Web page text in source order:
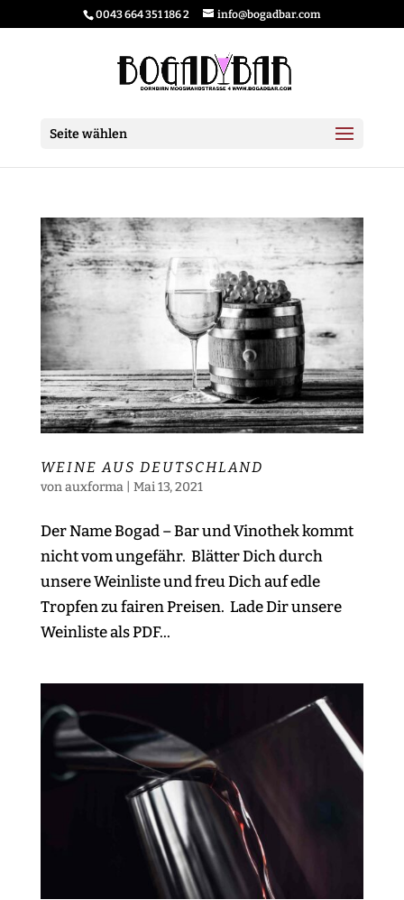
0043 664 351 186 2 info@bogadbar.com
Seite wählen
WEINE AUS DEUTSCHLAND
vonauxforma| Mai 13, 2021
Der Name Bogad – Bar und Vinothek kommt
nicht vom ungefähr. Blätter Dich durch
unsere Weinliste und freu Dich auf edle
Tropfen zu fairen Preisen. Lade Dir unsere
Weinliste als PDF...